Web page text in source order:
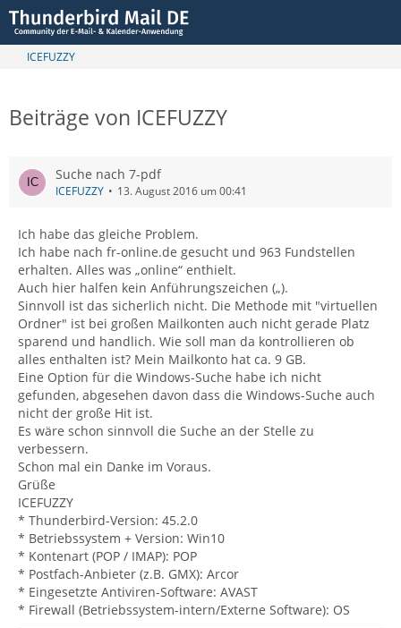
ICEFUZZY
Beiträge von ICEFUZZY
Suche nach 7-pdf
ICEFUZZY 13. August 2016 um 00:41
Ich habe das gleiche Problem.
Ich habe nach fr-online.de gesucht und 963 Fundstellen
erhalten. Alles was „online“ enthielt.
Auch hier halfen kein Anführungszeichen („).
Sinnvoll ist das sicherlich nicht. Die Methode mit "virtuellen
Ordner" ist bei großen Mailkonten auch nicht gerade Platz
sparend und handlich. Wie soll man da kontrollieren ob
alles enthalten ist? Mein Mailkonto hat ca. 9 GB.
Eine Option für die Windows-Suche habe ich nicht
gefunden, abgesehen davon dass die Windows-Suche auch
nicht der große Hit ist.
Es wäre schon sinnvoll die Suche an der Stelle zu
verbessern.
Schon mal ein Danke im Voraus.
Grüße
ICEFUZZY
* Thunderbird-Version: 45.2.0
* Betriebssystem + Version: Win10
* Kontenart (POP / IMAP): POP
* Postfach-Anbieter (z.B. GMX): Arcor
* Eingesetzte Antiviren-Software: AVAST
* Firewall (Betriebssystem-intern/Externe Software): OS